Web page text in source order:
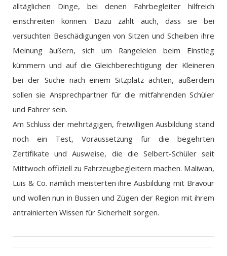
alltäglichen Dinge, bei denen Fahrbegleiter hilfreich
einschreiten können. Dazu zählt auch, dass sie bei
versuchten Beschädigungen von Sitzen und Scheiben ihre
Meinung äußern, sich um Rangeleien beim Einstieg
kümmern und auf die Gleichberechtigung der Kleineren
bei der Suche nach einem Sitzplatz achten, außerdem
sollen sie Ansprechpartner für die mitfahrenden Schüler
und Fahrer sein.
Am Schluss der mehrtägigen, freiwilligen Ausbildung stand
noch ein Test, Voraussetzung für die begehrten
Zertifikate und Ausweise, die die Selbert-Schüler seit
Mittwoch offiziell zu Fahrzeugbegleitern machen. Maliwan,
Luis & Co. nämlich meisterten ihre Ausbildung mit Bravour
und wollen nun in Bussen und Zügen der Region mit ihrem
antrainierten Wissen für Sicherheit sorgen.